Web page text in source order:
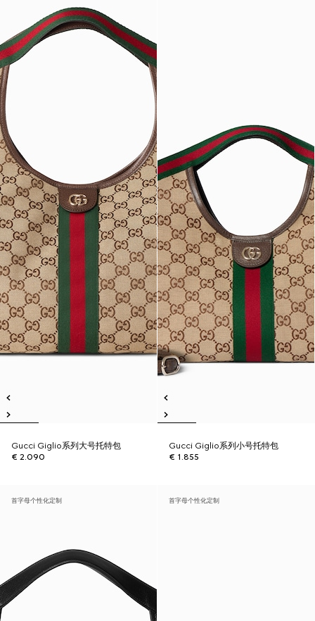
Gucci Giglio系列大号托特包
€ 2.090
Gucci Giglio系列小号托特包
€ 1.855
首字母个性化定制 首字母个性化定制